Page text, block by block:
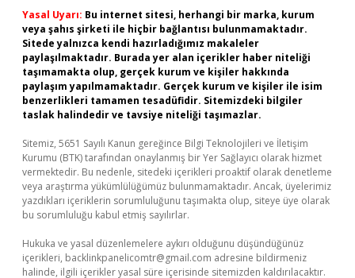
Yasal Uyarı: Bu internet sitesi, herhangi bir marka, kurum
veya şahıs şirketi ile hiçbir bağlantısı bulunmamaktadır.
Sitede yalnızca kendi hazırladığımız makaleler
paylaşılmaktadır. Burada yer alan içerikler haber niteliği
taşımamakta olup, gerçek kurum ve kişiler hakkında
paylaşım yapılmamaktadır. Gerçek kurum ve kişiler ile isim
benzerlikleri tamamen tesadüfidir. Sitemizdeki bilgiler
taslak halindedir ve tavsiye niteliği taşımazlar.
Sitemiz, 5651 Sayılı Kanun gereğince Bilgi Teknolojileri ve İletişim
Kurumu (BTK) tarafından onaylanmış bir Yer Sağlayıcı olarak hizmet
vermektedir. Bu nedenle, sitedeki içerikleri proaktif olarak denetleme
veya araştırma yükümlülüğümüz bulunmamaktadır. Ancak, üyelerimiz
yazdıkları içeriklerin sorumluluğunu taşımakta olup, siteye üye olarak
bu sorumluluğu kabul etmiş sayılırlar.
Hukuka ve yasal düzenlemelere aykırı olduğunu düşündüğünüz
içerikleri, backlinkpanelicomtr@gmail.com adresine bildirmeniz
halinde, ilgili içerikler yasal süre içerisinde sitemizden kaldırılacaktır.